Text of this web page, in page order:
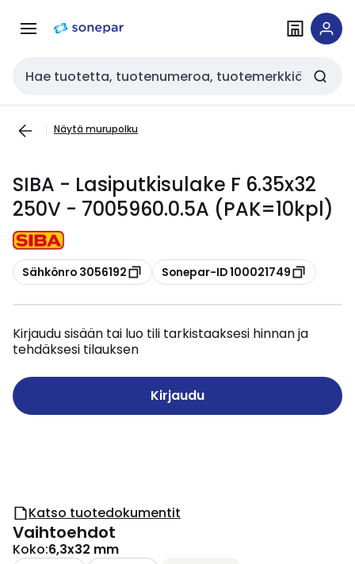
navigointiinsisältöön
Haku
Näytä murupolku
SIBA - Lasiputkisulake F 6.35x32
250V - 7005960.0.5A (PAK=10kpl)
Kopioi
Sähkönro 3056192 Kopioi
Sonepar-ID 100021749
Kirjaudu sisään tai luo tili tarkistaaksesi hinnan ja
tehdäksesi tilauksen
Kirjaudu
Katso tuotedokumentit
Vaihtoehdot
Koko:6,3x32 mm